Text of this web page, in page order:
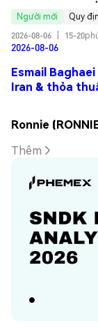
Người mới
Quy
2026-08-06
15-
2026-08-06
Esmail
Iran & thỏa
Ronnie
Thêm